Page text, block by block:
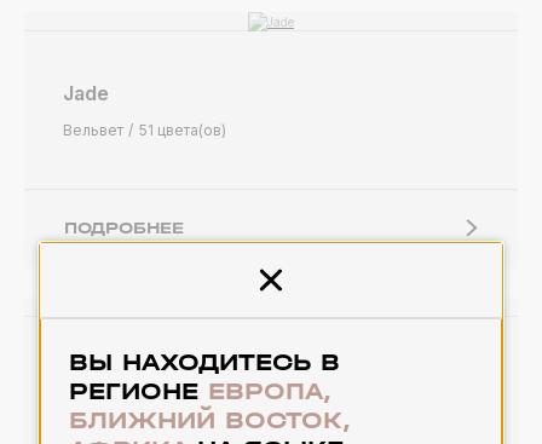
Jade
Вельвет 51 цвета(ов)
ПОДРОБНЕЕ
Malta
Вельвет 24 цвета(ов)
Закрыть
ВЫ НАХОДИТЕСЬ В
РЕГИОНЕ ЕВРОПА,
БЛИЖНИЙ ВОСТОК,